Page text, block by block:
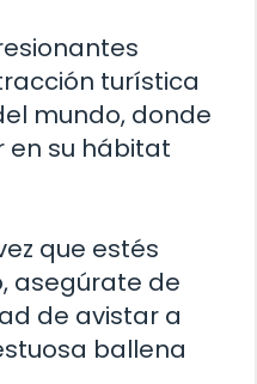
turística
mundo, donde
en su hábitat
que estés
asegúrate de
de avistar a
ballena